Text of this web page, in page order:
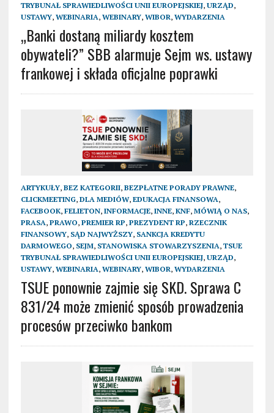
TRYBUNAŁ SPRAWIEDLIWOŚCI UNII EUROPEJSKIEJ, URZĄD,
USTAWY, WEBINARIA, WEBINARY, WIBOR, WYDARZENIA
„Banki dostaną miliardy kosztem
obywateli?” SBB alarmuje Sejm ws. ustawy
frankowej i składa oficjalne poprawki
ARTYKUŁY, BEZ KATEGORII, BEZPŁATNE PORADY PRAWNE,
CLICKMEETING, DLA MEDIÓW, EDUKACJA FINANSOWA,
FACEBOOK, FELIETON, INFORMACJE, INNE, KNF, MÓWIĄ O NAS,
PRASA, PRAWO, PREMIER RP, PREZYDENT RP, RZECZNIK
FINANSOWY, SĄD NAJWYŻSZY, SANKCJA KREDYTU
DARMOWEGO, SEJM, STANOWISKA STOWARZYSZENIA, TSUE
TRYBUNAŁ SPRAWIEDLIWOŚCI UNII EUROPEJSKIEJ, URZĄD,
USTAWY, WEBINARIA, WEBINARY, WIBOR, WYDARZENIA
TSUE ponownie zajmie się SKD. Sprawa C
831/24 może zmienić sposób prowadzenia
procesów przeciwko bankom